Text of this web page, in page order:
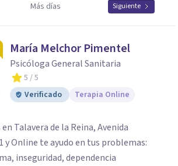
Más días Siguiente
María Melchor Pimentel
Psicóloga General Sanitaria
5 / 5
Verificado
Terapia Online
Talavera de la Reina, Avenida
y Online te ayudo en tus problemas:
inseguridad, dependencia